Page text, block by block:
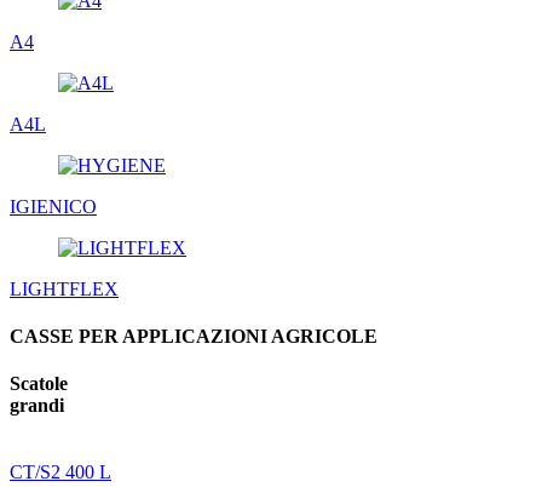
A4
A4L
IGIENICO
LIGHTFLEX
CASSE PER APPLICAZIONI AGRICOLE
Scatole
grandi
CT/S2 400 L